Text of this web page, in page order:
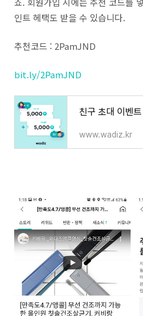
인트 헤택도 받을 수 있습니다.
추천코드 : 2PamJND
bit.ly/2PamJND
친구 초대 이벤트
www.wadiz.kr